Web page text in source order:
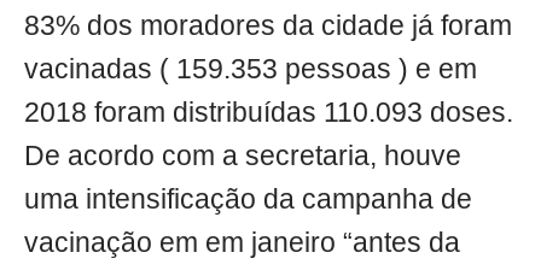
83% dos moradores da cidade já foram
vacinadas ( 159.353 pessoas ) e em
2018 foram distribuídas 110.093 doses.
De acordo com a secretaria, houve
uma intensificação da campanha de
vacinação em em janeiro “antes da